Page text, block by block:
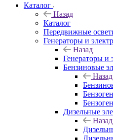
Каталог
Назад
Каталог
Передвижные
Генераторы и
Назад
Генераторы и
Бензиновые
Назад
Дизельные
Назад